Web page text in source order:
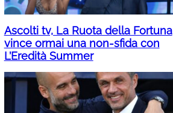
Ascolti tv, La Ruota della Fortuna
vince ormai una non-sfida con
L’Eredità Summer